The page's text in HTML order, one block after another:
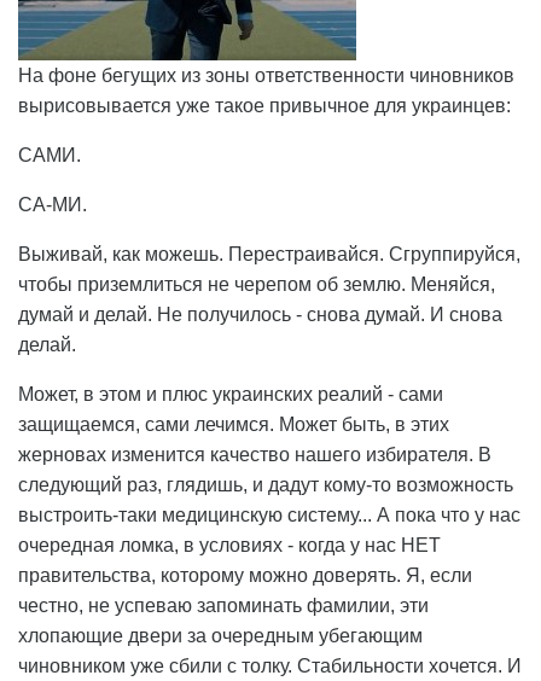
На фоне бегущих из зоны ответственности чиновников
вырисовывается уже такое привычное для украинцев:
САМИ.
СА-МИ.
Выживай, как можешь. Перестраивайся. Сгруппируйся,
чтобы приземлиться не черепом об землю. Меняйся,
думай и делай. Не получилось - снова думай. И снова
делай.
Может, в этом и плюс украинских реалий - сами
защищаемся, сами лечимся. Может быть, в этих
жерновах изменится качество нашего избирателя. В
следующий раз, глядишь, и дадут кому-то возможность
выстроить-таки медицинскую систему... А пока что у нас
очередная ломка, в условиях - когда у нас НЕТ
правительства, которому можно доверять. Я, если
честно, не успеваю запоминать фамилии, эти
хлопающие двери за очередным убегающим
чиновником уже сбили с толку. Стабильности хочется. И